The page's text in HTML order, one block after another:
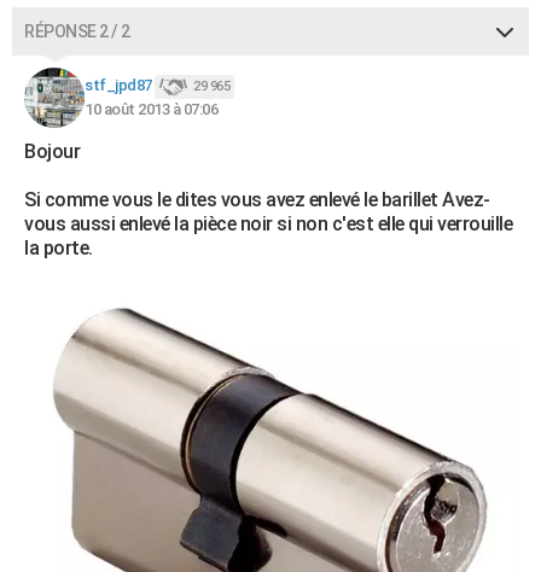
RÉPONSE 2 / 2
stf_jpd87 29 965
10 août 2013 à 07:06
Bojour
Si comme vous le dites vous avez enlevé le barillet Avez-
vous aussi enlevé la pièce noir si non c'est elle qui verrouille
la porte.